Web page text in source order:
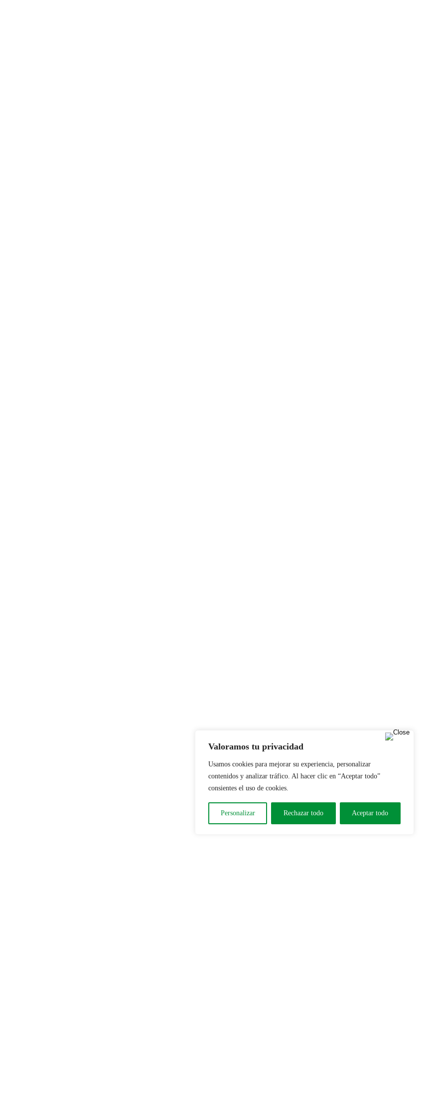
Valoramos tu privacidad
Usamos cookies para mejorar su experiencia, personalizar
contenidos y analizar tráfico. Al hacer clic en “Aceptar todo”
consientes el uso de cookies.
Personalizar Rechazar todo Aceptar todo